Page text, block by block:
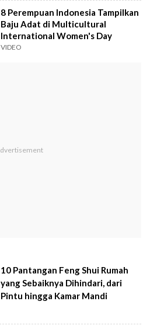
8 Perempuan Indonesia Tampilkan
Baju Adat di Multicultural
International Women's Day
VIDEO
10 Pantangan Feng Shui Rumah
yang Sebaiknya Dihindari, dari
Pintu hingga Kamar Mandi